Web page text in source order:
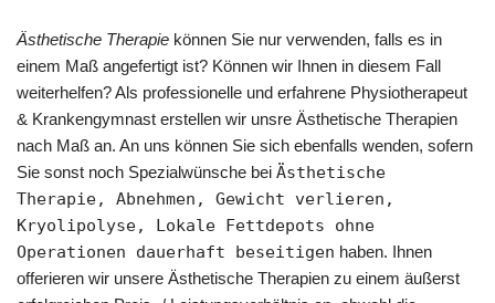
Ästhetische Therapie können Sie nur verwenden, falls es in
einem Maß angefertigt ist? Können wir Ihnen in diesem Fall
weiterhelfen? Als professionelle und erfahrene Physiotherapeut
& Krankengymnast erstellen wir unsre Ästhetische Therapien
nach Maß an. An uns können Sie sich ebenfalls wenden, sofern
Sie sonst noch Spezialwünsche bei Ästhetische
Therapie, Abnehmen, Gewicht verlieren,
Kryolipolyse, Lokale Fettdepots ohne
Operationen dauerhaft beseitigen haben. Ihnen
offerieren wir unsere Ästhetische Therapien zu einem äußerst